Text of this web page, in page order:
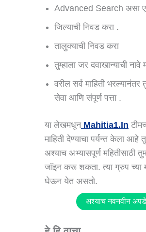
Advanced Search असा एक
जिल्याची निवड करा .
तालुक्याची निवड करा
तुम्हाला जर दवाखान्याची
वरील सर्व माहिती
सेवा आणि संपूर्ण पत्ता .
या लेखमधून Mahitia1.in
माहिती देण्याचा पर्यन्त केला
अश्याच अभ्यासपूर्ण महितीसाठी
जॉइन करू शकता. त्या ग्रुप च्या
घेऊन येत असतो.
अश्याच नवनवीन